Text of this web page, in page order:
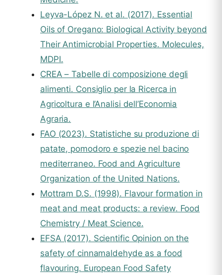
Leyva-López N. et al. (2017). Essential
Oils of Oregano: Biological Activity beyond
Their Antimicrobial Properties. Molecules,
MDPI.
CREA – Tabelle di composizione degli
alimenti. Consiglio per la Ricerca in
Agricoltura e l’Analisi dell’Economia
Agraria.
FAO (2023). Statistiche su produzione di
patate, pomodoro e spezie nel bacino
mediterraneo. Food and Agriculture
Organization of the United Nations.
Mottram D.S. (1998). Flavour formation in
meat and meat products: a review. Food
Chemistry / Meat Science.
EFSA (2017). Scientific Opinion on the
safety of cinnamaldehyde as a food
flavouring. European Food Safety